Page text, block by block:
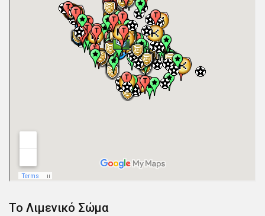
Το Λιμενικό Σώμα